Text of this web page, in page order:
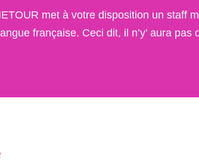
met à votre disposition un staff
française. Ceci dit, il n’y’ aura